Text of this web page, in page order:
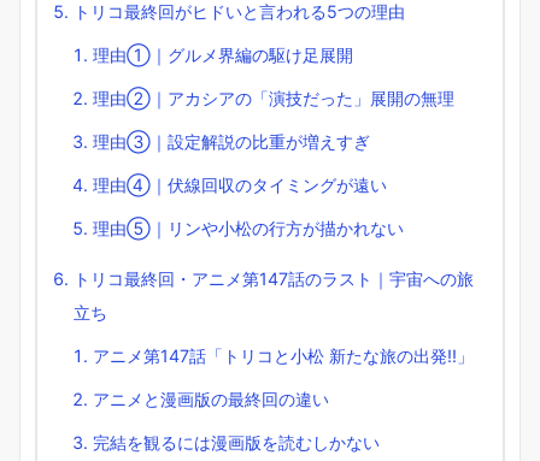
トリコ最終回がヒドいと言われる5つの理由
理由①｜グルメ界編の駆け足展開
理由②｜アカシアの「演技だった」展開の無理
理由③｜設定解説の比重が増えすぎ
理由④｜伏線回収のタイミングが遠い
理由⑤｜リンや小松の行方が描かれない
トリコ最終回・アニメ第147話のラスト｜宇宙への旅
立ち
アニメ第147話「トリコと小松 新たな旅の出発!!」
アニメと漫画版の最終回の違い
完結を観るには漫画版を読むしかない